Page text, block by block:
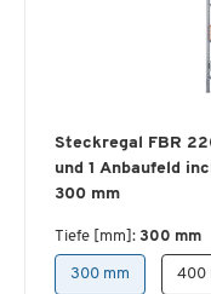
Steckregal FBR
und 1 Anbaufeld
300 mm
Tiefe [mm]: 300 mm
300 mm 400